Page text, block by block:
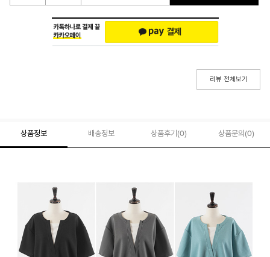
리뷰 전체보기
상품정보 배송정보 상품후기(0) 상품문의 (0)